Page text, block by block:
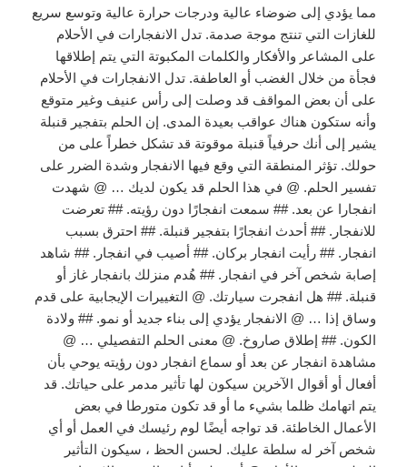
مما يؤدي إلى ضوضاء عالية ودرجات حرارة عالية وتوسع سريع
للغازات التي تنتج موجة صدمة. تدل الانفجارات في الأحلام
على المشاعر والأفكار والكلمات المكبوتة التي يتم إطلاقها
فجأة من خلال الغضب أو العاطفة. تدل الانفجارات في الأحلام
على أن بعض المواقف قد وصلت إلى رأس عنيف وغير متوقع
وأنه ستكون هناك عواقب بعيدة المدى. إن الحلم بتفجير قنبلة
يشير إلى أنك حرفياً قنبلة موقوتة قد تشكل خطراً على من
حولك. تؤثر المنطقة التي وقع فيها الانفجار وشدة الضرر على
تفسير الحلم. @ في هذا الحلم قد يكون لديك … @ شهدت
انفجارا عن بعد. ## سمعت انفجارًا دون رؤيته. ## تعرضت
للانفجار. ## أحدث انفجارًا بتفجير قنبلة. ## احترق بسبب
انفجار. ## رأيت انفجار بركان. ## أصيب في انفجار. ## شاهد
إصابة شخص آخر في انفجار. ## هُدم منزلك بانفجار غاز أو
قنبلة. ## هل انفجرت سيارتك. @ التغييرات الإيجابية على قدم
وساق إذا … @ الانفجار يؤدي إلى بناء جديد أو نمو. ## ولادة
الكون. ## إطلاق صاروخ. @ معنى الحلم التفصيلي … @
مشاهدة انفجار عن بعد أو سماع انفجار دون رؤيته يوحي بأن
أفعال أو أقوال الآخرين سيكون لها تأثير مدمر على حياتك. قد
يتم اتهامك ظلما بشيء ما أو قد تكون متورطا في بعض
الأعمال الخاطئة. قد تواجه أيضًا لوم رئيسك في العمل أو أي
شخص آخر له سلطة عليك. لحسن الحظ ، سيكون التأثير